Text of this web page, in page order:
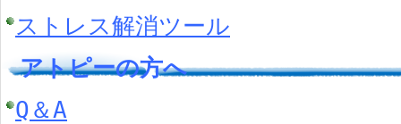
ストレス解消ツール
アトピーの方へ
Q＆A